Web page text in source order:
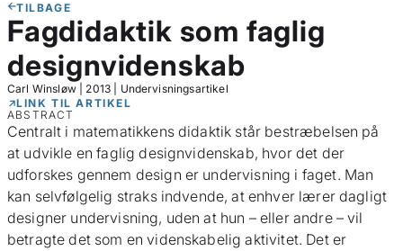
TILBAGE
Fagdidaktik som faglig
designvidenskab
Carl Winsløw| 2013
Undervisningsartikel
LINK TIL ARTIKEL
ABSTRACT
Centralt i matematikkens didaktik står bestræbelsen på
at udvikle en faglig designvidenskab, hvor det der
udforskes gennem design er undervisning i faget. Man
kan selvfølgelig straks indvende, at enhver lærer dagligt
designer undervisning, uden at hun – eller andre – vil
betragte det som en videnskabelig aktivitet. Det er